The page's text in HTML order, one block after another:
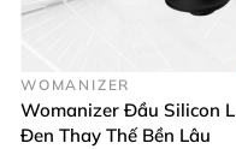
WOMANIZER
Womanizer Đầu Silicon L
Đen Thay Thế Bền Lâu